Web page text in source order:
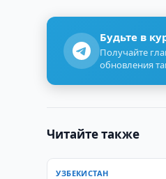
Будьте в
Получайте
обновления
Читайте также
УЗБЕКИСТАН